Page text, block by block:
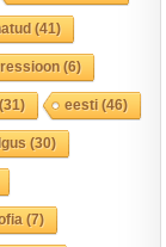
(41)
(6)
eesti(46)
(30)
(7)